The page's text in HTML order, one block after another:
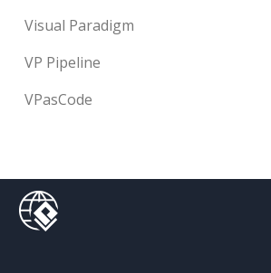
Visual Paradigm
VP Pipeline
VPasCode